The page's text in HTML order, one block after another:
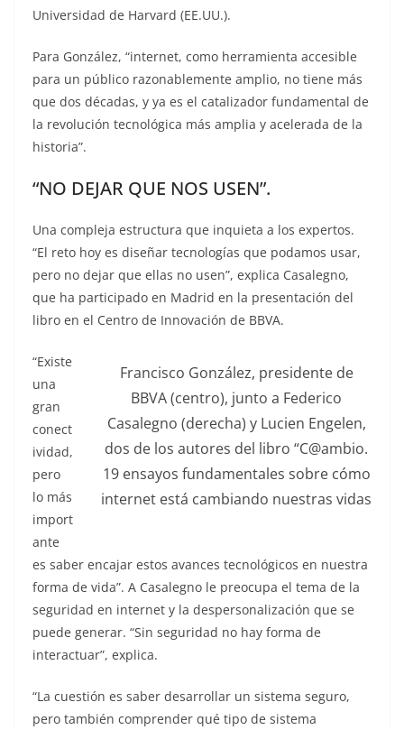
Universidad de Harvard (EE.UU.).
Para González, “internet, como herramienta accesible
para un público razonablemente amplio, no tiene más
que dos décadas, y ya es el catalizador fundamental de
la revolución tecnológica más amplia y acelerada de la
historia”.
“NO DEJAR QUE NOS USEN”.
Una compleja estructura que inquieta a los expertos.
“El reto hoy es diseñar tecnologías que podamos usar,
pero no dejar que ellas no usen”, explica Casalegno,
que ha participado en Madrid en la presentación del
libro en el Centro de Innovación de BBVA.
Francisco González, presidente de
BBVA (centro), junto a Federico
Casalegno (derecha) y Lucien Engelen,
dos de los autores del libro “C@ambio.
19 ensayos fundamentales sobre cómo
internet está cambiando nuestras vidas
“Existe
una
gran
conect
ividad,
pero
lo más
import
ante
es saber encajar estos avances tecnológicos en nuestra
forma de vida”. A Casalegno le preocupa el tema de la
seguridad en internet y la despersonalización que se
puede generar. “Sin seguridad no hay forma de
interactuar”, explica.
“La cuestión es saber desarrollar un sistema seguro,
pero también comprender qué tipo de sistema